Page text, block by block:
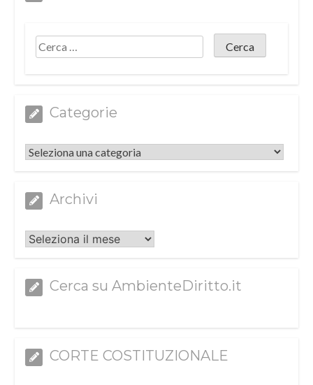
Categorie
Categorie
Archivi
Archivi
Cerca su AmbienteDiritto.it
CORTE COSTITUZIONALE